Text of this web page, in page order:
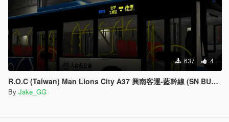
637 4
R.O.C (Taiwan) Man Lions City A37 興南客運-藍幹線 (SN BUS BLUE LINE)
By Jake_GG